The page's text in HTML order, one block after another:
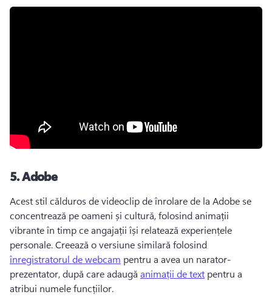
5.Adobe
Acest stil călduros de videoclip de înrolare de la Adobe se
concentrează pe oameni și cultură, folosind animații
vibrante în timp ce angajații își relatează experiențele
personale. Creează o versiune similară folosind
înregistratorul de webcam pentru a avea un narator-
prezentator, după care adaugă animații de text pentru a
atribui numele funcțiilor.